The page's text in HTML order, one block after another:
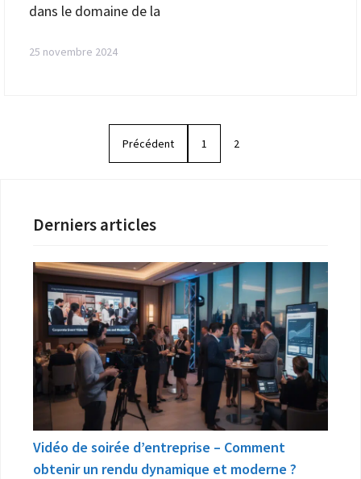
dans le domaine de la
25 novembre 2024
Précédent 1 2
Derniers articles
Vidéo de soirée d’entreprise – Comment
obtenir un rendu dynamique et moderne ?